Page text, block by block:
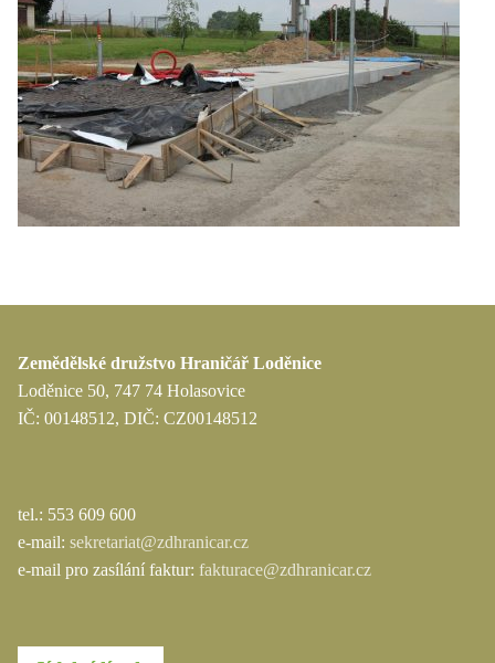
Zemědělské družstvo Hraničář Loděnice
Loděnice 50, 747 74 Holasovice
IČ: 00148512, DIČ: CZ00148512
tel.: 553 609 600
e-mail: sekretariat@zdhranicar.cz
e-mail pro zasílání faktur: fakturace@zdhranicar.cz